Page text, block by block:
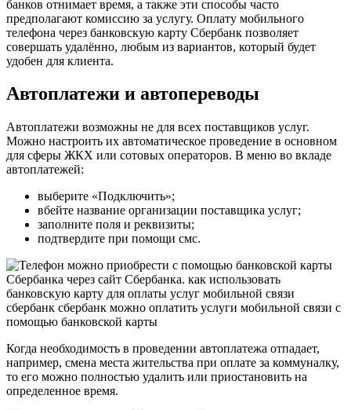
банков отнимает время, а также эти способы часто
предполагают комиссию за услугу. Оплату мобильного
телефона через банковскую карту Сбербанк позволяет
совершать удалённо, любым из вариантов, который будет
удобен для клиента.
Автоплатежи и автопереводы
Автоплатежи возможны не для всех поставщиков услуг.
Можно настроить их автоматическое проведение в основном
для сферы ЖКХ или сотовых операторов. В меню во вкладе
автоплатежей:
выберите «Подключить»;
вбейте название организации поставщика услуг;
заполните поля и реквизиты;
подтвердите при помощи смс.
Когда необходимость в проведении автоплатежа отпадает,
например, смена места жительства при оплате за коммуналку,
то его можно полностью удалить или приостановить на
определенное время.